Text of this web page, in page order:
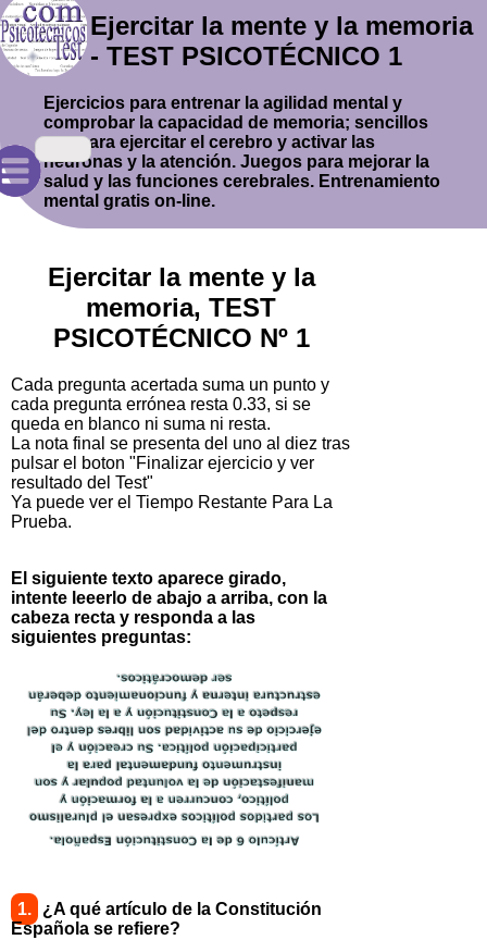
Ejercitar la mente y la memoria
- TEST PSICOTÉCNICO 1
Ejercicios para entrenar la agilidad mental y
comprobar la capacidad de memoria; sencillos
test para ejercitar el cerebro y activar las
neuronas y la atención. Juegos para mejorar la
salud y las funciones cerebrales. Entrenamiento
mental gratis on-line.
Ejercitar la mente y la
memoria, TEST
PSICOTÉCNICO Nº 1
Cada pregunta acertada suma un punto y
cada pregunta errónea resta 0.33, si se
queda en blanco ni suma ni resta.
La nota final se presenta del uno al diez tras
pulsar el boton "Finalizar ejercicio y ver
resultado del Test"
Ya puede ver el Tiempo Restante Para La
Prueba.
El siguiente texto aparece girado,
intente leeerlo de abajo a arriba, con la
cabeza recta y responda a las
siguientes preguntas:
1.
¿A qué artículo de la Constitución
Española se refiere?